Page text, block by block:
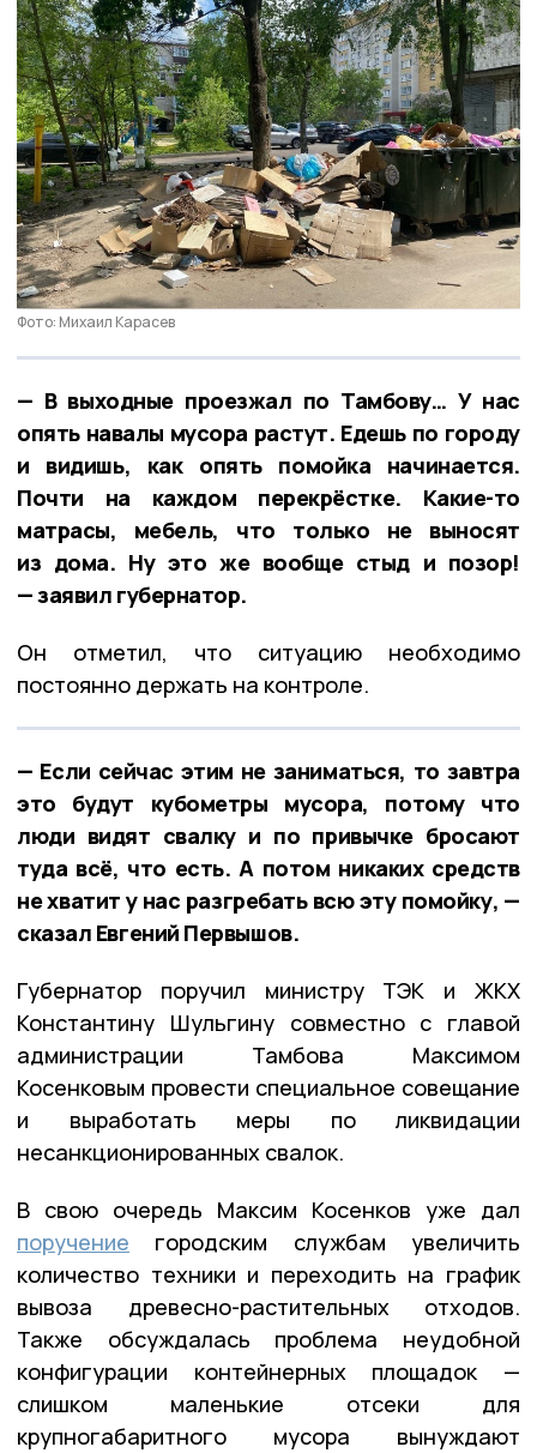
Фото: Михаил Карасев
— В выходные проезжал по Тамбову… У нас
опять навалы мусора растут. Едешь по городу
и видишь, как опять помойка начинается.
Почти на каждом перекрёстке. Какие-то
матрасы, мебель, что только не выносят
из дома. Ну это же вообще стыд и позор!
— заявил губернатор.
Он отметил, что ситуацию необходимо
постоянно держать на контроле.
— Если сейчас этим не заниматься, то завтра
это будут кубометры мусора, потому что
люди видят свалку и по привычке бросают
туда всё, что есть. А потом никаких средств
не хватит у нас разгребать всю эту помойку, —
сказал Евгений Первышов.
Губернатор поручил министру ТЭК и ЖКХ
Константину Шульгину совместно с главой
администрации Тамбова Максимом
Косенковым провести специальное совещание
и выработать меры по ликвидации
несанкционированных свалок.
В свою очередь Максим Косенков уже дал
поручение городским службам увеличить
количество техники и переходить на график
вывоза древесно-растительных отходов.
Также обсуждалась проблема неудобной
конфигурации контейнерных площадок —
слишком маленькие отсеки для
крупногабаритного мусора вынуждают